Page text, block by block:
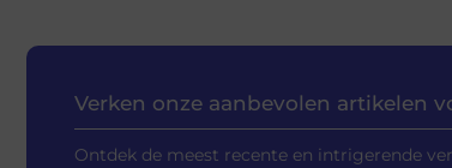
Verken onze aanbevolen artikelen
Ontdek de meest recente en intrigerende